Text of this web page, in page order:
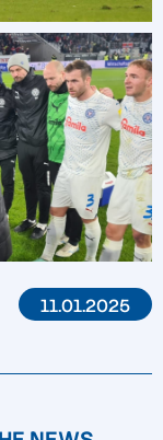
11.01.2025